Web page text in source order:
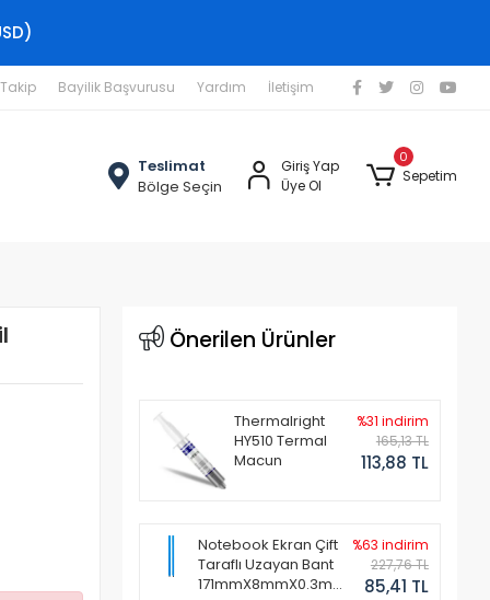
Bayilik Başvurusu Yardım İletişim
Teslimat
Bölge Seçin
Giriş Yap
Üye Ol
0
Sepetim
Önerilen Ürünler
Thermalright
HY510 Termal
Macun
%31 indirim
165,13 TL
113,88 TL
Notebook Ekran Çift
Taraflı Uzayan Bant
171mmX8mmX0.3mm
%63 indirim
227,76 TL
85,41 TL